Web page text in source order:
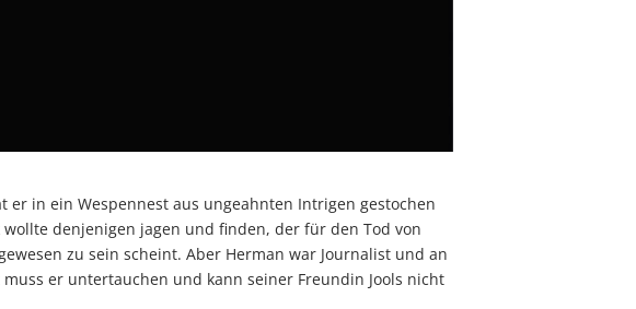
in ein Wespennest aus ungeahnten Intrigen gestochen
denjenigen jagen und finden, der für den Tod von
zu sein scheint. Aber Herman war Journalist und an
er untertauchen und kann seiner Freundin Jools nicht